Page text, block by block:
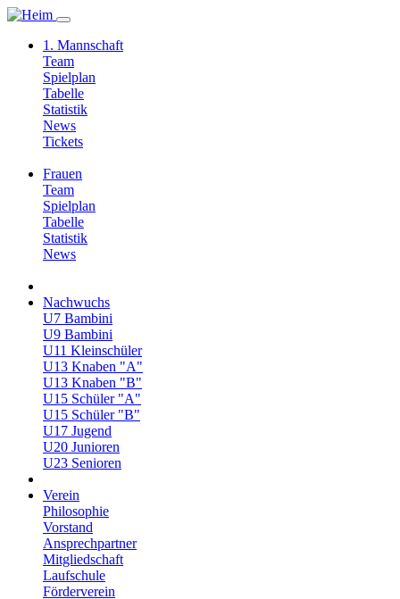
1. Mannschaft
Team
Spielplan
Tabelle
Statistik
News
Tickets
Frauen
Team
Spielplan
Tabelle
Statistik
News
Nachwuchs
U7 Bambini
U9 Bambini
U11 Kleinschüler
U13 Knaben "A"
U13 Knaben "B"
U15 Schüler "A"
U15 Schüler "B"
U17 Jugend
U20 Junioren
U23 Senioren
Verein
Philosophie
Vorstand
Ansprechpartner
Mitgliedschaft
Laufschule
Förderverein